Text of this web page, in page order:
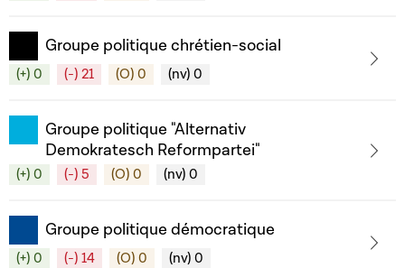
Groupe politique chrétien-social
(+) 0 (-) 21 (O) 0 (nv) 0
Groupe politique "Alternativ
Demokratesch Reformpartei"
(+) 0 (-) 5 (O) 0 (nv) 0
Groupe politique démocratique
(+) 0 (-) 14 (O) 0 (nv) 0